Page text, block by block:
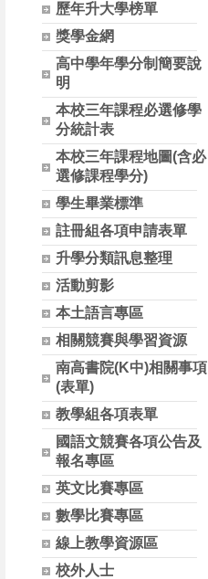
歷年升大學榜單
獎學金網
高中學年學分制簡要說
明
本校三年課程必選修學
分統計表
本校三年課程地圖(含必
選修課程學分)
學生畢業標準
註冊組各項申請表單
升學分類訊息整理
活動剪影
本土語言專區
相關競賽與學習資源
南高書院(K中)相關事項
(表單)
教學組各項表單
國語文競賽各項公告及
報名專區
英文比賽專區
數學比賽專區
線上教學資源區
校外人士